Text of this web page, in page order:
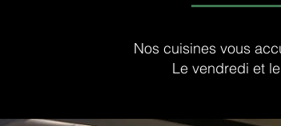
Nos cuisines vous
Le vendredi et